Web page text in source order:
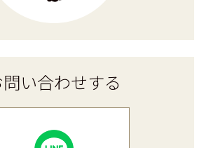
問い合わせする